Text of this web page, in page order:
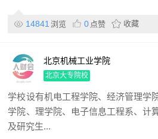
14841 浏览 0 点赞 收藏
北京机械工业学院
北京大专院校
学校设有机电工程学院、经济管理学
学院、理学院、电子信息工程系、计
及研究生...